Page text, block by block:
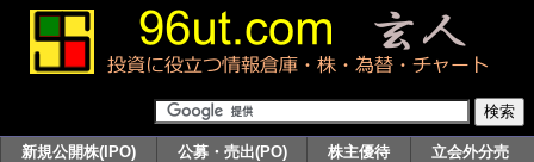
新規公開株(IPO) 公募・売出(PO) 株主優待
立会外分売